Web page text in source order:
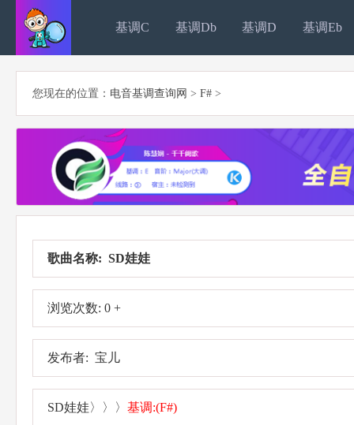
基调C 基调Db 基调D 基调Eb
您现在的位置： 电音基调查询网 > F# >
歌曲名称: SD娃娃
浏览次数: 0 +
发布者: 宝儿
SD娃娃〉〉〉 基调:(F#)